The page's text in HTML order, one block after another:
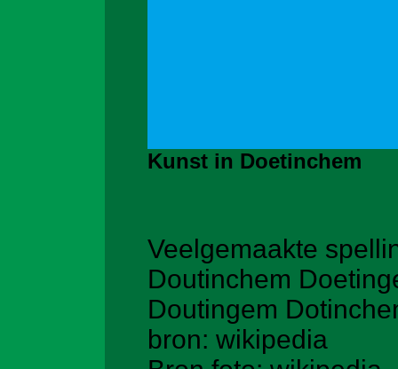
Kunst in Doetinchem
Veelgemaakte
Doutinchem
Doutingem
bron: wikipedia